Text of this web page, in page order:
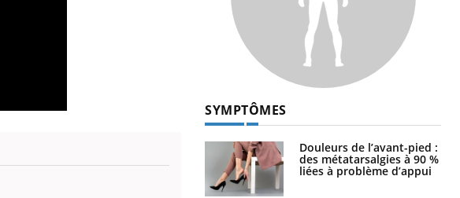
SYMPTÔMES
Douleurs de l’avant-pied :
des métatarsalgies à 90 %
liées à problème d’appui